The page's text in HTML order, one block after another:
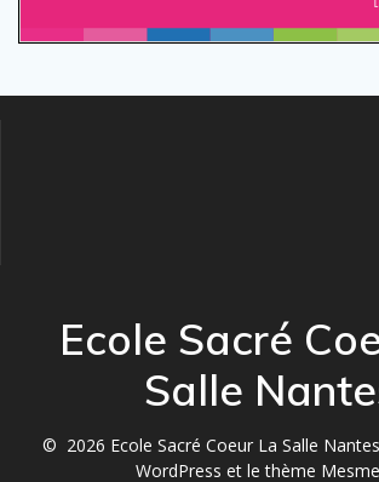
Ecole Sacré
Salle
© 2026 Ecole Sacré Coeur La Salle
WordPress et lethème